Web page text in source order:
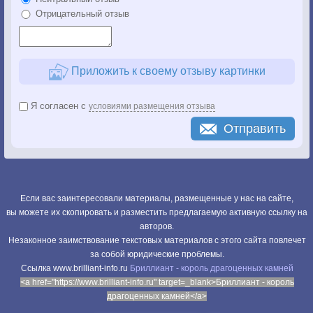
Отрицательный отзыв
Приложить к своему отзыву картинки
Я согласен с условиями размещения отзыва
Отправить
Если вас заинтересовали материалы, размещенные у нас на сайте,
вы можете их скопировать и разместить предлагаемую активную ссылку на
авторов.
Незаконное заимствование текстовых материалов с этого сайта повлечет
за собой юридические проблемы.
Cсылка www.brilliant-info.ru Бриллиант - король драгоценных камней
<a href="https://www.brilliant-info.ru" target=_blank>Бриллиант - король
драгоценных камней</a>